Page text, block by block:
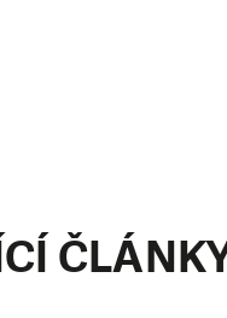
kde je to nejvíce